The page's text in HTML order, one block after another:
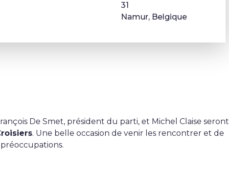
31
Namur, Belgique
De Smet, président du parti, et Michel Claise seront
. Une belle occasion de venir les rencontrer et de